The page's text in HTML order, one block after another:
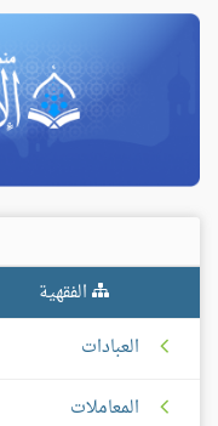
الفقهية
العبادات
المعاملات